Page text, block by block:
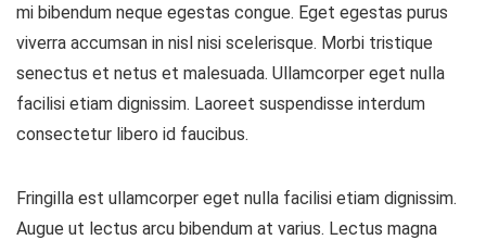
mi bibendum neque egestas congue. Eget egestas purus
viverra accumsan in nisl nisi scelerisque. Morbi tristique
senectus et netus et malesuada. Ullamcorper eget nulla
facilisi etiam dignissim. Laoreet suspendisse interdum
consectetur libero id faucibus.
Fringilla est ullamcorper eget nulla facilisi etiam dignissim.
Augue ut lectus arcu bibendum at varius. Lectus magna